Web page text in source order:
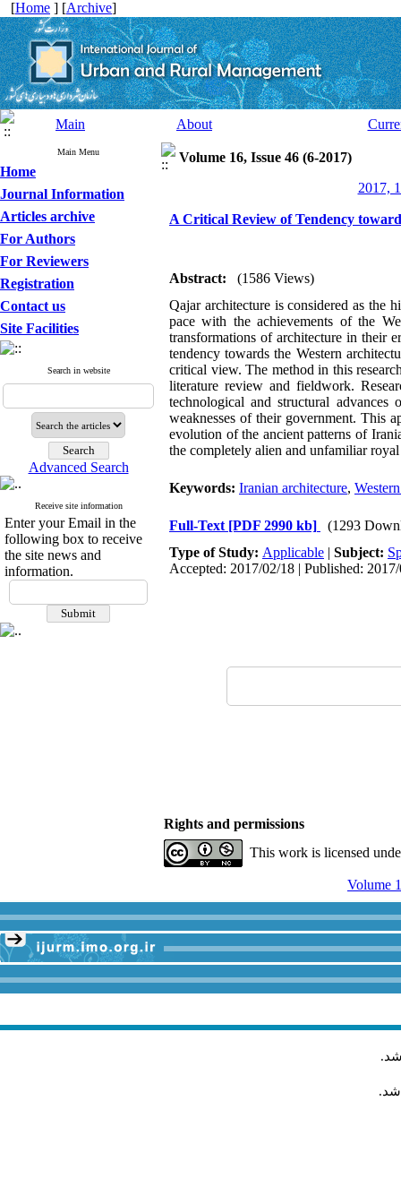
[Home ] [Archive]
Main About
Main Menu
Home
Journal Information
Articles archive
For Authors
For Reviewers
Registration
Contact us
Site Facilities
Search in website
Advanced Search
Receive site information
Enter your Email in the
following box to receive
the site news and
information.
Volume 16, Issue 46 (6-2017)
2017,
A Critical Review of Tendency
Abstract:
(1586 Views)
Qajar architecture is considered as the
pace with the achievements of the
transformations of architecture in their
tendency towards the Western
critical view. The method in this
literature review and fieldwork.
technological and structural
weaknesses of their government. This
evolution of the ancient patterns of
the completely alien and unfamiliar
Keywords: Iranian architecture,
Full-Text [PDF 2990 kb]
(1293
Type of Study: Applicable | Subject:
Accepted: 2017/02/18 | Published:
Rights and permissions
This work is licensed
Volume
.